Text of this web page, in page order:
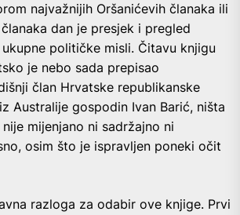
najvažnijih Oršanićevih članaka ili
dan je presjek i pregled
političke misli. Čitavu knjigu
je nebo sada prepisao
član Hrvatske republikanske
Australije gospodin Ivan Barić, ništa
mijenjano ni sadržajno ni
osim što je ispravljen poneki očit
razloga za odabir ove knjige. Prvi